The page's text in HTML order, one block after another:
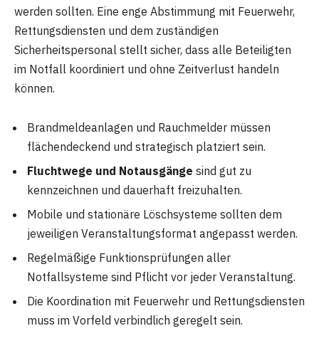
werden sollten. Eine enge Abstimmung mit Feuerwehr,
Rettungsdiensten und dem zuständigen
Sicherheitspersonal stellt sicher, dass alle Beteiligten
im Notfall koordiniert und ohne Zeitverlust handeln
können.
Brandmeldeanlagen und Rauchmelder müssen
flächendeckend und strategisch platziert sein.
Fluchtwege und Notausgänge sind gut zu
kennzeichnen und dauerhaft freizuhalten.
Mobile und stationäre Löschsysteme sollten dem
jeweiligen Veranstaltungsformat angepasst werden.
Regelmäßige Funktionsprüfungen aller
Notfallsysteme sind Pflicht vor jeder Veranstaltung.
Die Koordination mit Feuerwehr und Rettungsdiensten
muss im Vorfeld verbindlich geregelt sein.